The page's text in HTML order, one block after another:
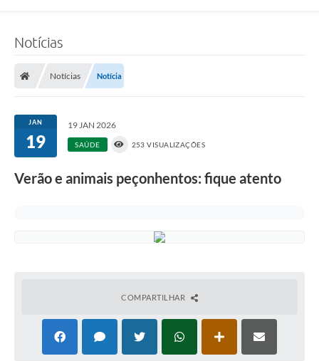
Notícias
Notícias Notícia
JAN
19
19 JAN 2026
SAÚDE 253 VISUALIZAÇÕES
Verão e animais peçonhentos: fique atento
COMPARTILHAR